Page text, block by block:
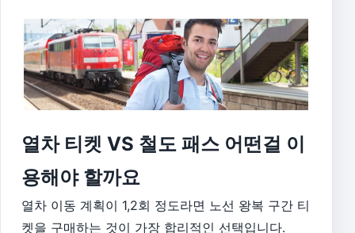
열차 티켓 VS 철도 패스 어떤걸 이
용해야 할까요
열차 이동 계획이 1,2회 정도라면 노선 왕복 구간 티
켓을 구매하는 것이 가장 합리적인 선택입니다.